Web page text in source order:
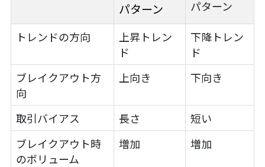
パターン
パターン
トレンドの方向
上昇トレン
ド
下降トレン
ド
ブレイクアウト方
向
上向き 下向き
取引バイアス 長さ 短い
ブレイクアウト時
のボリューム
増加 増加